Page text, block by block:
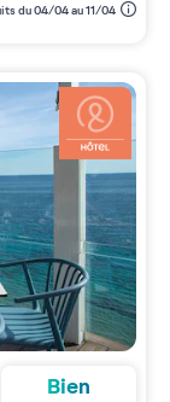
du 04/04 au 11/04
Bien